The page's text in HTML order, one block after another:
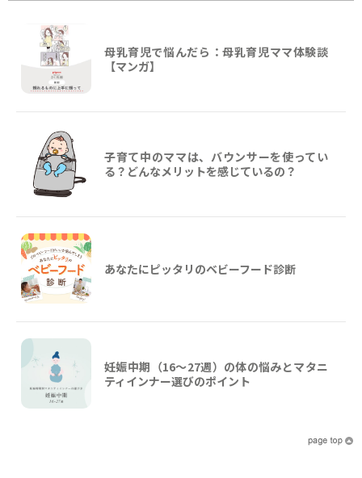
母乳育児で悩んだら：母乳育児ママ体験談
【マンガ】
子育て中のママは、バウンサーを使ってい
る？どんなメリットを感じているの？
あなたにピッタリのベビーフード診断
妊娠中期（16〜27週）の体の悩みとマタニ
ティインナー選びのポイント